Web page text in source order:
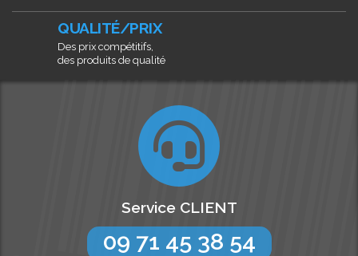
QUALITÉ/PRIX
Des prix compétitifs,
des produits de qualité
Service CLIENT
09 71 45 38 54